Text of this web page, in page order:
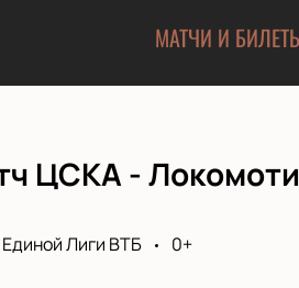
МАТЧИ И
ЦСКА -
Лиги ВТБ
0+